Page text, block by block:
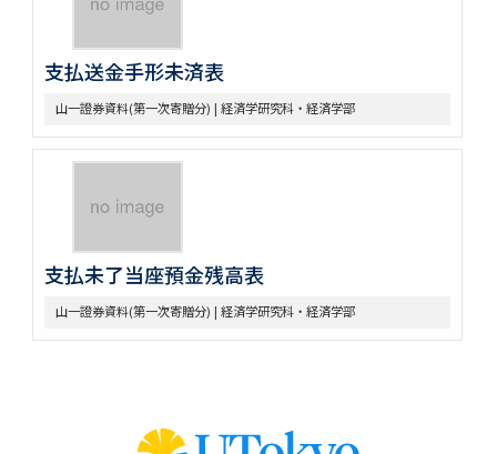
支払送金手形未済表
山一證券資料(第一次寄贈分) | 経済学研究科・経済学部
支払未了当座預金残高表
山一證券資料(第一次寄贈分) | 経済学研究科・経済学部